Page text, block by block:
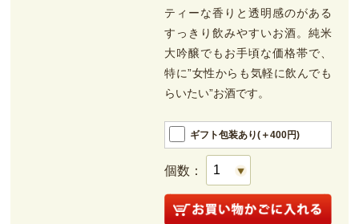
ティーな香りと透明感のがある
すっきり飲みやすいお酒。純米
大吟醸でもお手頃な価格帯で、
特に”女性からも気軽に飲んでも
らいたい”お酒です。
ギフト包装あり(＋400円)
個数：